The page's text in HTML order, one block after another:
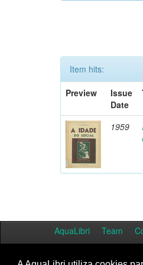
Item hits:
Preview
Issue
Date
1959
AquaLibri Team